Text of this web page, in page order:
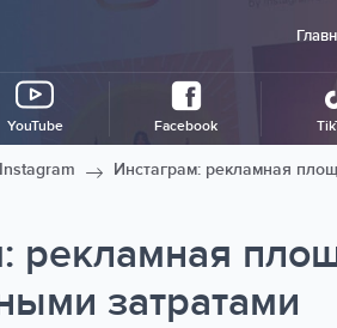
YouTube Facebook
Instagram Инстаграм: рекламная
рекламная
затратами